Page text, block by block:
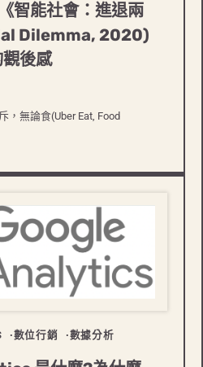
智能社會：進退兩
Dilemma, 2020)
後感
，無論食(Uber Eat, Food
數位行銷 數據分析